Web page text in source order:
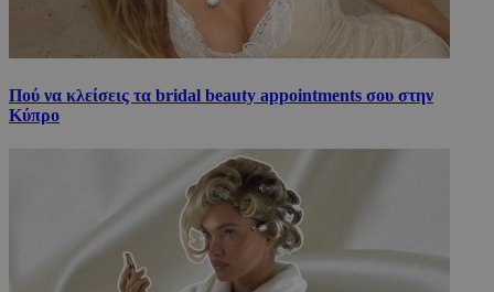
Πού να κλείσεις τα bridal beauty appointments σου στην
Κύπρο